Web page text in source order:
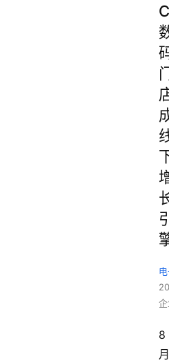
C
8
月